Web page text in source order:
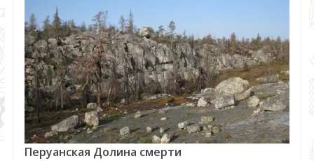
Перуанская Долина смерти